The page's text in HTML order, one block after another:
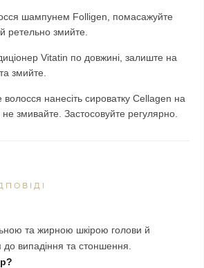
шампунем Folligen, помасажуйте
ретельно змийте.
Vitatin по довжині, залиште на
змийте.
нанесіть сироватку Cellagen на
не змивайте. Застосовуйте регулярно.
та жирною шкірою голови й
випадіння та стоншення.